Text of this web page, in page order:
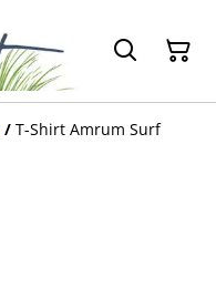
/ T-Shirt Amrum Surf